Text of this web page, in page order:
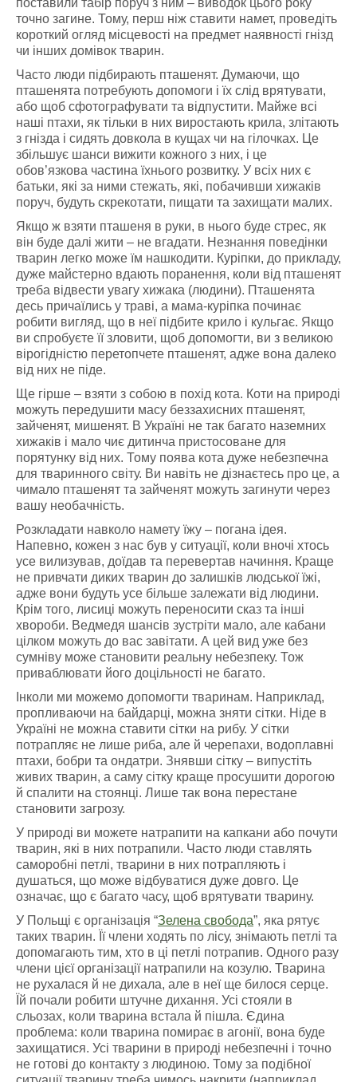
поставили табір поруч з ним – виводок цього року
точно загине. Тому, перш ніж ставити намет, проведіть
короткий огляд місцевості на предмет наявності гнізд
чи інших домівок тварин.
Часто люди підбирають пташенят. Думаючи, що
пташенята потребують допомоги і їх слід врятувати,
або щоб сфотографувати та відпустити. Майже всі
наші птахи, як тільки в них виростають крила, злітають
з гнізда і сидять довкола в кущах чи на гілочках. Це
збільшує шанси вижити кожного з них, і це
обов’язкова частина їхнього розвитку. У всіх них є
батьки, які за ними стежать, які, побачивши хижаків
поруч, будуть скрекотати, пищати та захищати малих.
Якщо ж взяти пташеня в руки, в нього буде стрес, як
він буде далі жити – не вгадати. Незнання поведінки
тварин легко може їм нашкодити. Куріпки, до прикладу,
дуже майстерно вдають поранення, коли від пташенят
треба відвести увагу хижака (людини). Пташенята
десь причаїлись у траві, а мама-куріпка починає
робити вигляд, що в неї підбите крило і кульгає. Якщо
ви спробуєте її зловити, щоб допомогти, ви з великою
вірогідністю перетопчете пташенят, адже вона далеко
від них не піде.
Ще гірше – взяти з собою в похід кота. Коти на природі
можуть передушити масу беззахисних пташенят,
зайченят, мишенят. В Україні не так багато наземних
хижаків і мало чиє дитинча пристосоване для
порятунку від них. Тому поява кота дуже небезпечна
для тваринного світу. Ви навіть не дізнаєтесь про це, а
чимало пташенят та зайченят можуть загинути через
вашу необачність.
Розкладати навколо намету їжу – погана ідея.
Напевно, кожен з нас був у ситуації, коли вночі хтось
усе вилизував, доїдав та перевертав начиння. Краще
не привчати диких тварин до залишків людської їжі,
адже вони будуть усе більше залежати від людини.
Крім того, лисиці можуть переносити сказ та інші
хвороби. Ведмедя шансів зустріти мало, але кабани
цілком можуть до вас завітати. А цей вид уже без
сумніву може становити реальну небезпеку. Тож
приваблювати його доцільності не багато.
Інколи ми можемо допомогти тваринам. Наприклад,
пропливаючи на байдарці, можна зняти сітки. Ніде в
Україні не можна ставити сітки на рибу. У сітки
потрапляє не лише риба, але й черепахи, водоплавні
птахи, бобри та ондатри. Знявши сітку – випустіть
живих тварин, а саму сітку краще просушити дорогою
й спалити на стоянці. Лише так вона перестане
становити загрозу.
У природі ви можете натрапити на капкани або почути
тварин, які в них потрапили. Часто люди ставлять
саморобні петлі, тварини в них потрапляють і
душаться, що може відбуватися дуже довго. Це
означає, що є багато часу, щоб врятувати тварину.
У Польщі є організація “Зелена свобода”, яка рятує
таких тварин. Її члени ходять по лісу, знімають петлі та
допомагають тим, хто в ці петлі потрапив. Одного разу
члени цієї організації натрапили на козулю. Тварина
не рухалася й не дихала, але в неї ще билося серце.
Їй почали робити штучне дихання. Усі стояли в
сльозах, коли тварина встала й пішла. Єдина
проблема: коли тварина помирає в агонії, вона буде
захищатися. Усі тварини в природі небезпечні і точно
не готові до контакту з людиною. Тому за подібної